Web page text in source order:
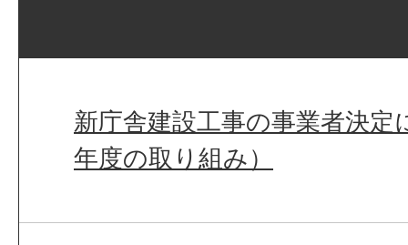
新庁舎建設工事の事業者決
年度の取り組み）